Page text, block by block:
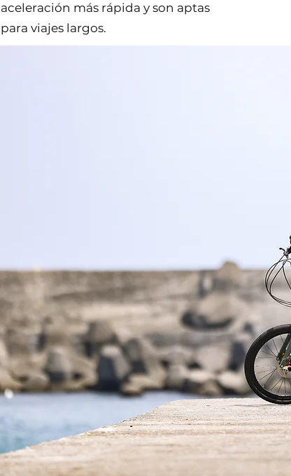
aceleración más rápida y son aptas
para viajes largos.